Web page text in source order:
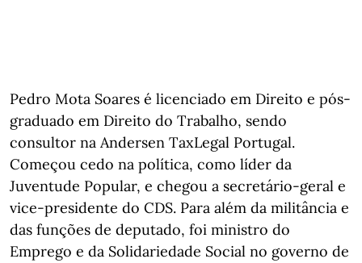
Pedro Mota Soares é licenciado em Direito e pós-
graduado em Direito do Trabalho, sendo
consultor na Andersen TaxLegal Portugal.
Começou cedo na política, como líder da
Juventude Popular, e chegou a secretário-geral e
vice-presidente do CDS. Para além da militância e
das funções de deputado, foi ministro do
Emprego e da Solidariedade Social no governo de